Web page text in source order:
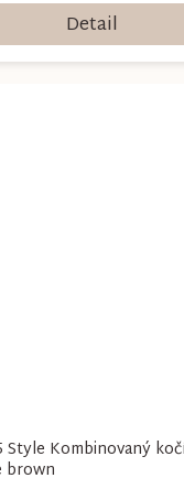
Detail
Style Kombinovaný
brown